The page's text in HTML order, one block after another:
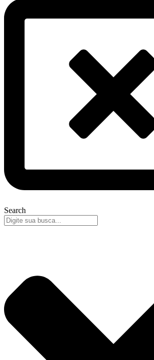
Search